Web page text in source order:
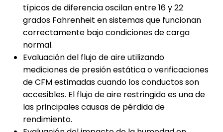
típicos de diferencia oscilan entre 16 y 22
grados Fahrenheit en sistemas que funcionan
correctamente bajo condiciones de carga
normal.
Evaluación del flujo de aire utilizando
mediciones de presión estática o verificaciones
de CFM estimadas cuando los conductos son
accesibles. El flujo de aire restringido es una de
las principales causas de pérdida de
rendimiento.